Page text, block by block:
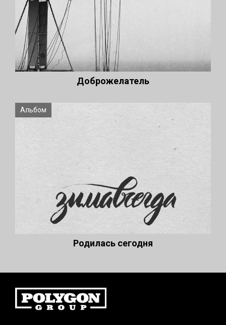
Доброжелатель
Альбом
Родилась сегодня